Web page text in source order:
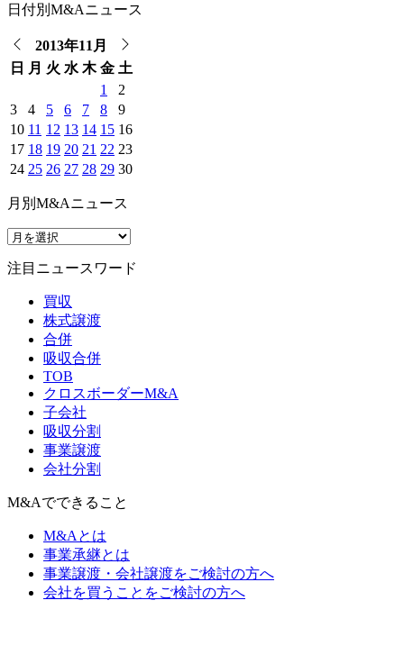
日付別M&Aニュース
2013年11月
日
月 火 水 木 金 土
1
2
3
4 5 6 7 8
9
10 11 12 13 14 15 16
17 18 19 20 21 22 23
24 25 26 27 28 29 30
月別M&Aニュース
注目ニュースワード
買収
株式譲渡
合併
吸収合併
TOB
クロスボーダーM&A
子会社
吸収分割
事業譲渡
会社分割
M&Aでできること
M&Aとは
事業承継とは
事業譲渡・会社譲渡をご検討の方へ
会社を買うことをご検討の方へ